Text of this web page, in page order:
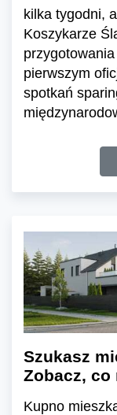
kilka tygodni,
Koszykarze
pierwszym
spotkań
Szukasz
Zobacz, co
Kupno